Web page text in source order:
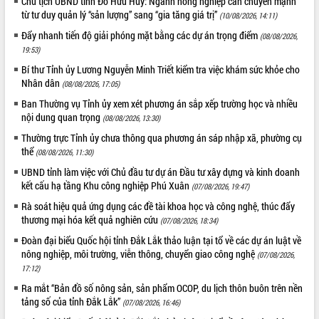
HĐND tỉnh thông qua điều chỉnh Quy
hoạch tỉnh thời kỳ 2021-2030
Hội thảo góp ý hồ sơ điều chỉnh quy
hoạch tỉnh Đắk Lắk thời kỳ 2021-2030,
tầm nhìn đến năm 2050
Nâng cao hiệu quả hoạt động của các
doanh nghiệp nhà nước
Hội nghị triển khai kết nối mạng
quan Đảng, Nhà nước
Lễ phát động chuỗi hoạt động chung
tay làm sạch môi trường
Xã Ea Kar bước chuyển mình trong
công tác cải cách hành chính mô hình
mới
UBND tỉnh họp báo định kỳ tháng 4
năm 2026
Hội thảo khoa học “Giải pháp thúc đẩy
phát triển nền kinh tế xanh tại tỉnh
Đắk Lắk”
từ tư duy quản lý “sản lượng” sang “gia tăng giá trị” (10/08/2026, 14:11)
Đẩy nhanh tiến độ giải phóng mặt bằng các dự án trọng điểm (08/08/2026,
19:53)
Bí thư Tỉnh ủy Lương Nguyễn Minh Triết kiểm tra việc khám sức khỏe cho
Nhân dân (08/08/2026, 17:05)
Ban Thường vụ Tỉnh ủy xem xét phương án sắp xếp trường học và nhiều
nội dung quan trọng (08/08/2026, 13:30)
Thường trực Tỉnh ủy chưa thông qua phương án sáp nhập xã, phường cụ
thể (08/08/2026, 11:30)
UBND tỉnh làm việc với Chủ đầu tư dự án Đầu tư xây dựng và kinh doanh
kết cấu hạ tầng Khu công nghiệp Phú Xuân (07/08/2026, 19:47)
Rà soát hiệu quả ứng dụng các đề tài khoa học và công nghệ, thúc đẩy
thương mại hóa kết quả nghiên cứu (07/08/2026, 18:34)
Đoàn đại biểu Quốc hội tỉnh Đắk Lắk thảo luận tại tổ về các dự án luật về
nông nghiệp, môi trường, viễn thông, chuyển giao công nghệ (07/08/2026,
17:12)
Ra mắt “Bản đồ số nông sản, sản phẩm OCOP, du lịch thôn buôn trên nền
tảng số của tỉnh Đắk Lắk” (07/08/2026, 16:46)